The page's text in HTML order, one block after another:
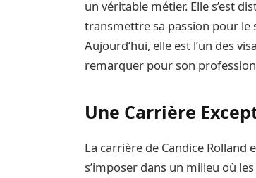
un véritable métier. Elle s’est
transmettre sa passion pour le
Aujourd’hui, elle est l’un des
remarquer pour son
Une Carrière
La carrière de Candice Rolland
s’imposer dans un milieu où